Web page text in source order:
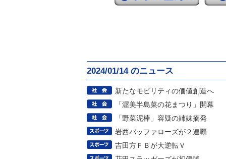
2024/01/14 のニュース
新たなモビリティの価値創造へ
「渥美半島菜の花まつり」開幕
「野菜泥棒」容疑の姉妹摘発
岩西バッファローズが２連覇
吉田方ＦＢが大逆転Ｖ